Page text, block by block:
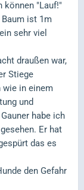
können "Lauf!"
ist 1m
sehr viel
draußen war,
Stiege
wie in einem
und
habe ich
Er hat
das es
den Gefahr